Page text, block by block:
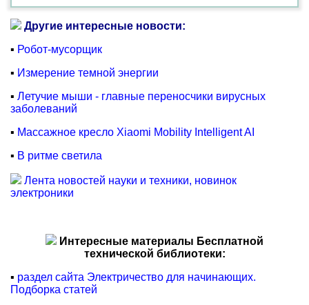
Другие интересные новости:
▪ Робот-мусорщик
▪ Измерение темной энергии
▪ Летучие мыши - главные переносчики вирусных
заболеваний
▪ Массажное кресло Xiaomi Mobility Intelligent AI
▪ В ритме светила
Лента новостей науки и техники, новинок
электроники
Интересные материалы Бесплатной
технической библиотеки:
▪ раздел сайта Электричество для начинающих.
Подборка статей